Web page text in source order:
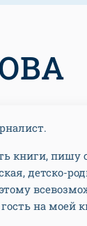
книги, пишу
детско-
на моей